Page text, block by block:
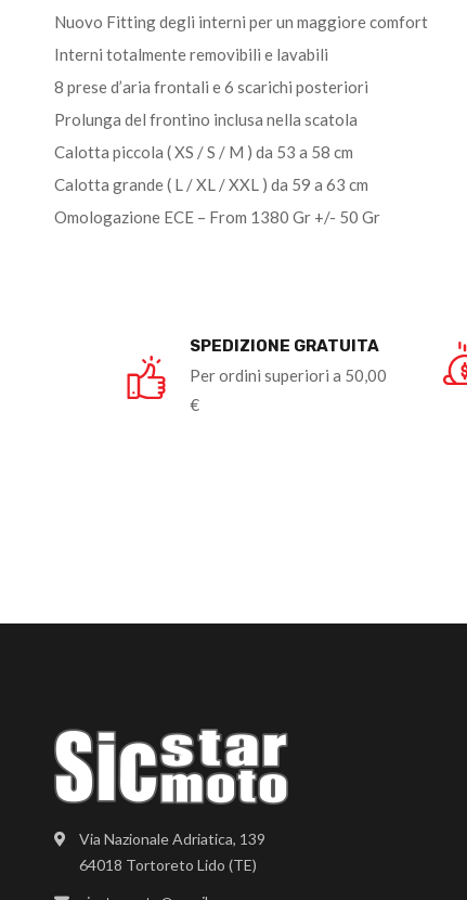
Nuovo Fitting degli interni per un maggiore comfort
Interni totalmente removibili e lavabili
8 prese d’aria frontali e 6 scarichi posteriori
Prolunga del frontino inclusa nella scatola
Calotta piccola ( XS / S / M ) da 53 a 58 cm
Calotta grande ( L / XL / XXL ) da 59 a 63 cm
Omologazione ECE – From 1380 Gr +/- 50 Gr
SPEDIZIONE GRATUITA
Per ordini superiori a 50,00
€
Via Nazionale Adriatica, 139
64018 Tortoreto Lido (TE)